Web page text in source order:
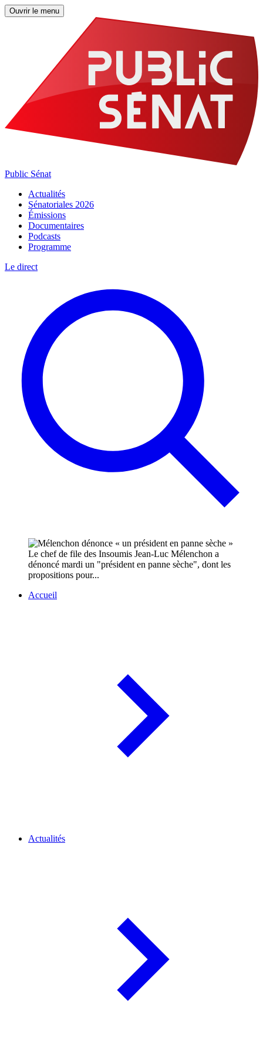
Ouvrir le menu
Public Sénat
Actualités
Sénatoriales 2026
Émissions
Documentaires
Podcasts
Programme
Le direct
Le chef de file des Insoumis Jean-Luc Mélenchon a
dénoncé mardi un "président en panne sèche", dont les
propositions pour...
Accueil
Actualités